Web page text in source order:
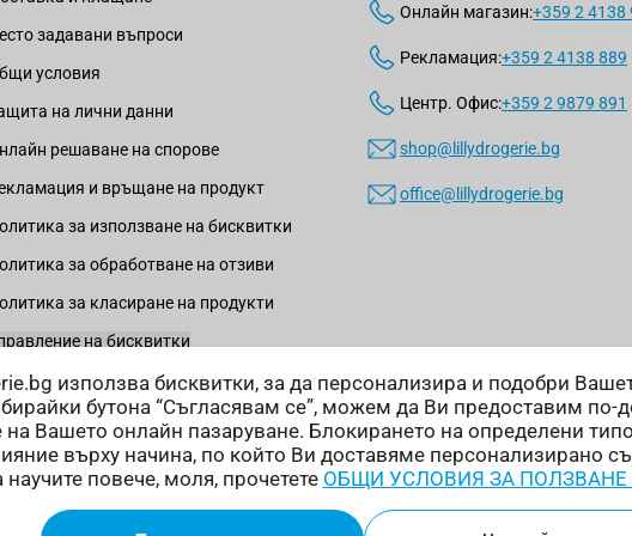
използва бисквитки, за да персонализира и подобри
бутона “Съгласявам се”, можем да Ви предоставим по-
Вашето онлайн пазаруване. Блокирането на определени
върху начина, по който Ви доставяме персонализирано
научите повече, моля, прочетете ОБЩИ УСЛОВИЯ ЗА ПОЛЗВАНЕ
задавани въпроси
условия
на лични данни
решаване на спорове
и връщане на продукт
за използване на бисквитки
за обработване на отзиви
за класиране на продукти
на бисквитки
Онлайн магазин:+359 2 4138
Рекламация:+359 2 4138 889
Центр. Офис:+359 2 9879 891
shop@lillydrogerie.bg
office@lillydrogerie.bg
Начини на доставка: